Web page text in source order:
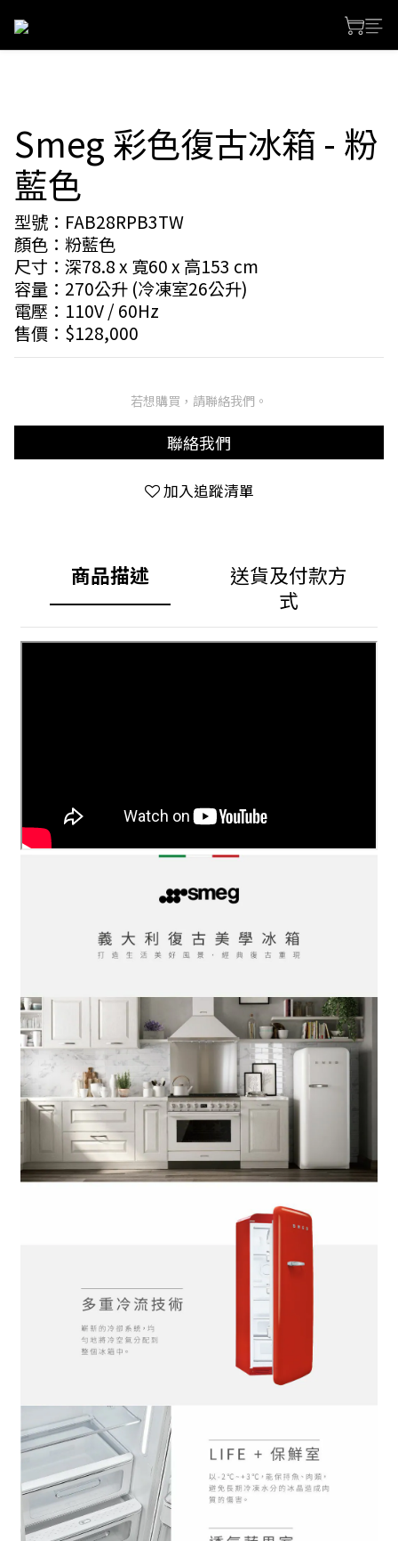
Smeg 彩色復古冰箱 - 粉
藍色
型號：FAB28RPB3TW
顏色：粉藍色
尺寸：深78.8 x 寬60 x 高153 cm
容量：270公升 (冷凍室26公升)
電壓：110V / 60Hz
售價：$128,000
若想購買，請聯絡我們。
聯絡我們
加入追蹤清單
商品描述
送貨及付款方
式